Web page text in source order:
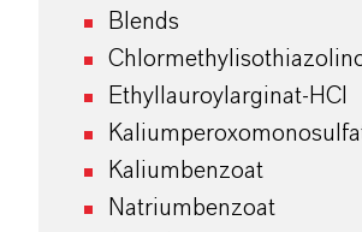
Blends
Ethyllauroylarginat-HCl
Kaliumbenzoat
Natriumbenzoat